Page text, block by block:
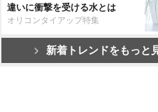
違いに衝撃を受ける水とは
オリコンタイアップ特集
新着トレンドをもっと